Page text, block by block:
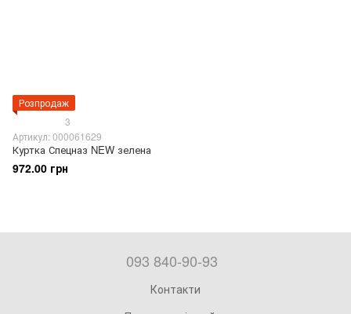
Розпродаж
3
Артикул: 000061629
Куртка Спецназ NEW зелена
972.00 грн
093 840-90-93
Контакти